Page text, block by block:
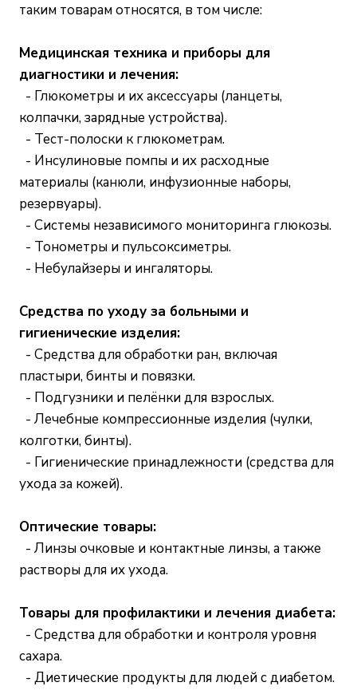
таким товарам относятся, в том числе:
Медицинская техника и приборы для
диагностики и лечения:
- Глюкометры и их аксессуары (ланцеты,
колпачки, зарядные устройства).
- Тест-полоски к глюкометрам.
- Инсулиновые помпы и их расходные
материалы (канюли, инфузионные наборы,
резервуары).
- Системы независимого мониторинга глюкозы.
- Тонометры и пульсоксиметры.
- Небулайзеры и ингаляторы.
Средства по уходу за больными и
гигиенические изделия:
- Средства для обработки ран, включая
пластыри, бинты и повязки.
- Подгузники и пелёнки для взрослых.
- Лечебные компрессионные изделия (чулки,
колготки, бинты).
- Гигиенические принадлежности (средства для
ухода за кожей).
Оптические товары:
- Линзы очковые и контактные линзы, а также
растворы для их ухода.
Товары для профилактики и лечения диабета:
- Средства для обработки и контроля уровня
сахара.
- Диетические продукты для людей с диабетом.